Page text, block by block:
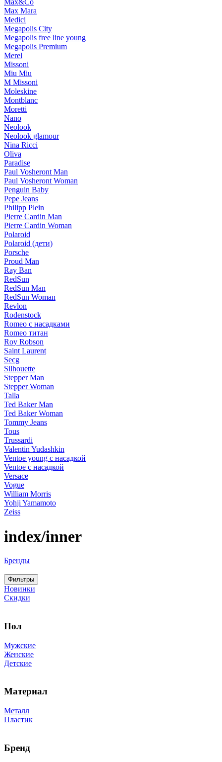
Max&Co
Max Mara
Medici
Megapolis City
Megapolis free line young
Megapolis Premium
Merel
Missoni
Miu Miu
M Missoni
Moleskine
Montblanc
Moretti
Nano
Neolook
Neolook glamour
Nina Ricci
Oliva
Paradise
Paul Vosheront Man
Paul Vosheront Woman
Penguin Baby
Pepe Jeans
Philipp Plein
Pierre Cardin Man
Pierre Cardin Woman
Polaroid
Polaroid (дети)
Porsche
Proud Man
Ray Ban
RedSun
RedSun Man
RedSun Woman
Revlon
Rodenstock
Romeo с насадками
Romeo титан
Roy Robson
Saint Laurent
Secg
Silhouette
Stepper Man
Stepper Woman
Talla
Ted Baker Man
Ted Baker Woman
Tommy Jeans
Tous
Trussardi
Valentin Yudashkin
Ventoe young с насадкой
Ventoe с насадкой
Versace
Vogue
William Morris
Yohji Yamamoto
Zeiss
index/inner
Бренды
Фильтры
Новинки
Скидки
Пол
Мужские
Женские
Детские
Материал
Металл
Пластик
Бренд